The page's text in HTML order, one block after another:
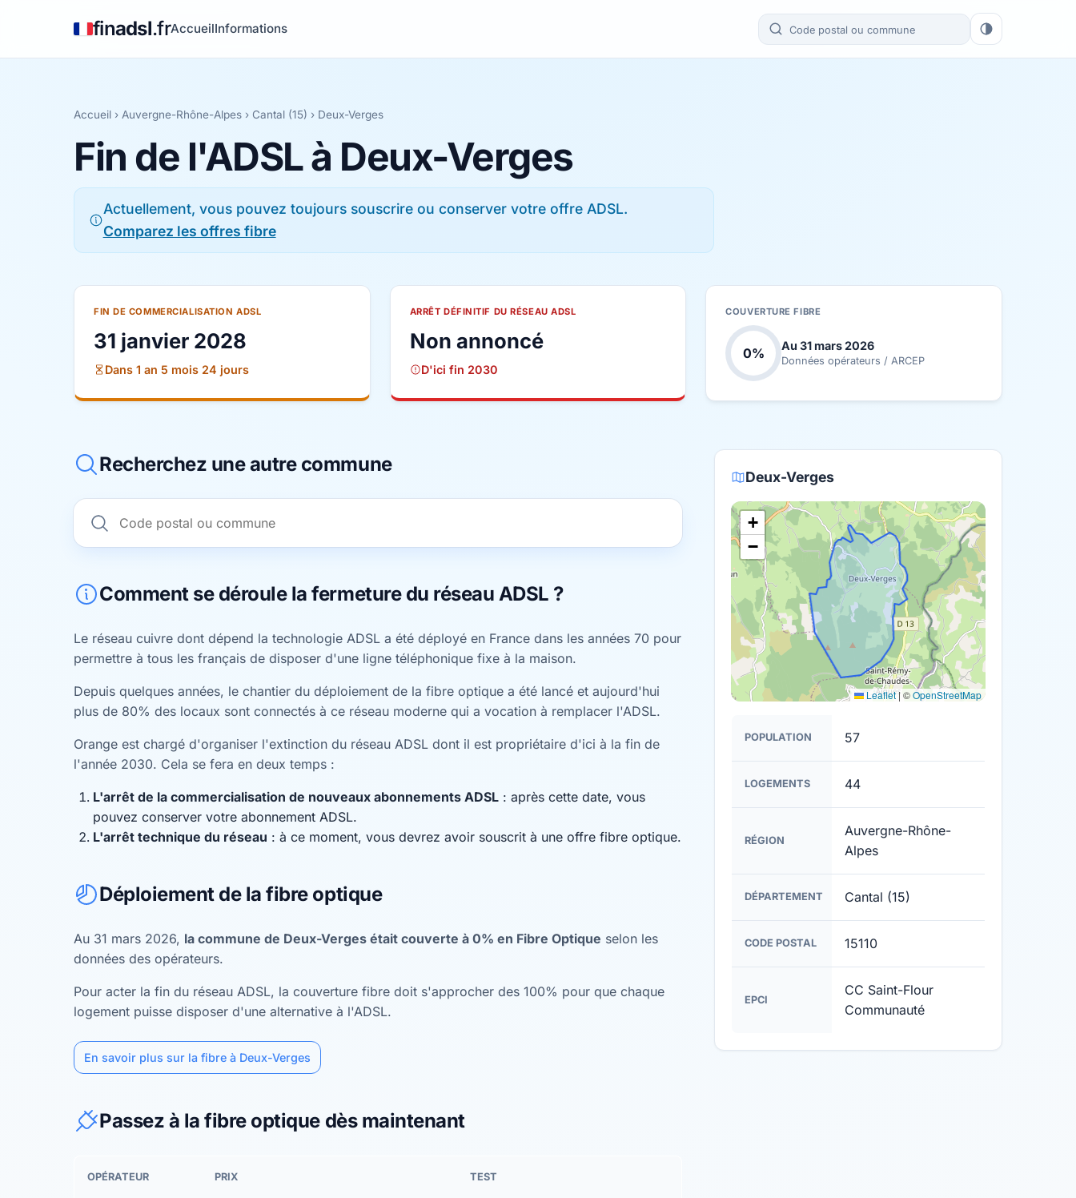
finadsl.frAccueilInformations
Accueil › Auvergne-Rhône-Alpes › Cantal (15) › Deux-Verges
Fin de l'ADSL à Deux-Verges
Actuellement, vous pouvez toujours souscrire ou conserver votre offre ADSL.
Comparez les offres fibre
FIN DE COMMERCIALISATION ADSL
31 janvier 2028
Dans 1 an 5 mois 24 jours
ARRÊT DÉFINITIF DU RÉSEAU ADSL
Non annoncé
D'ici fin 2030
COUVERTURE FIBRE
0% Au 31 mars 2026
Données opérateurs / ARCEP
Recherchez une autre commune
Comment se déroule la fermeture du réseau ADSL ?
Le réseau cuivre dont dépend la technologie ADSL a été déployé en France dans les années 70 pour
permettre à tous les français de disposer d'une ligne téléphonique fixe à la maison.
Depuis quelques années, le chantier du déploiement de la fibre optique a été lancé et aujourd'hui
plus de 80% des locaux sont connectés à ce réseau moderne qui a vocation à remplacer l'ADSL.
Orange est chargé d'organiser l'extinction du réseau ADSL dont il est propriétaire d'ici à la fin de
l'année 2030. Cela se fera en deux temps :
L'arrêt de la commercialisation de nouveaux abonnements ADSL : après cette date, vous
pouvez conserver votre abonnement ADSL.
L'arrêt technique du réseau : à ce moment, vous devrez avoir souscrit à une offre fibre optique.
Déploiement de la fibre optique
Au 31 mars 2026, la commune de Deux-Verges était couverte à 0% en Fibre Optique selon les
données des opérateurs.
Pour acter la fin du réseau ADSL, la couverture fibre doit s'approcher des 100% pour que chaque
logement puisse disposer d'une alternative à l'ADSL.
En savoir plus sur la fibre à Deux-Verges
Passez à la fibre optique dès maintenant
OPÉRATEUR PRIX TEST
Deux-Verges
+
−
Leaflet|©OpenStreetMap
POPULATION 57
LOGEMENTS 44
RÉGION
Auvergne-Rhône-
Alpes
DÉPARTEMENT Cantal (15)
CODE POSTAL 15110
EPCI
CC Saint-Flour
Communauté